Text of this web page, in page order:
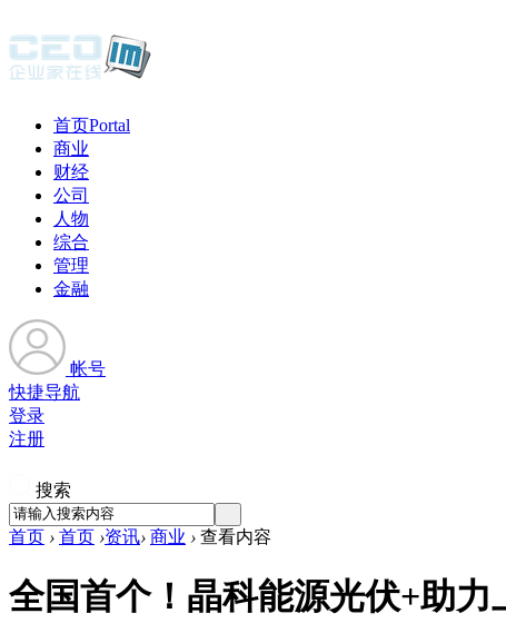
首页Portal
商业
财经
公司
人物
综合
管理
金融
帐号
快捷导航
登录
注册
搜索
首页 › 首页 ›资讯› 商业 › 查看内容
全国首个！晶科能源光伏+助